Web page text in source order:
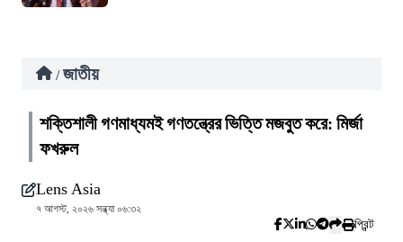
/ জাতীয়
শক্তিশালী গণমাধ্যমই গণতন্ত্রের ভিত্তি মজবুত করে: মির্জা
ফখরুল
Lens Asia
৭ আগস্ট, ২০২৬ সন্ধ্যা ০৬:৩২
প্রিন্ট